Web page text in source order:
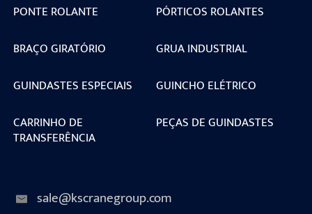
PONTE ROLANTE
PÓRTICOS ROLANTES
BRAÇO GIRATÓRIO
GRUA INDUSTRIAL
GUINDASTES ESPECIAIS
GUINCHO ELÉTRICO
CARRINHO DE
TRANSFERÊNCIA
PEÇAS DE GUINDASTES
sale@kscranegroup.com